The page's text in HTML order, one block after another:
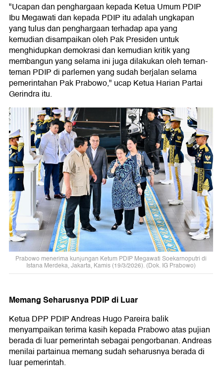
"Ucapan dan penghargaan kepada Ketua Umum PDIP
Ibu Megawati dan kepada PDIP itu adalah ungkapan
yang tulus dan penghargaan terhadap apa yang
kemudian disampaikan oleh Pak Presiden untuk
menghidupkan demokrasi dan kemudian kritik yang
membangun yang selama ini juga dilakukan oleh teman-
teman PDIP di parlemen yang sudah berjalan selama
pemerintahan Pak Prabowo," ucap Ketua Harian Partai
Gerindra itu.
Prabowo menerima kunjungan Ketum PDIP Megawati Soekarnoputri di
Istana Merdeka, Jakarta, Kamis (19/3/2026). (Dok. IG Prabowo)
Memang Seharusnya PDIP di Luar
Ketua DPP PDIP Andreas Hugo Pareira balik
menyampaikan terima kasih kepada Prabowo atas pujian
berada di luar pemerintah sebagai pengorbanan. Andreas
menilai partainua memang sudah seharusnya berada di
luar pemerintah.